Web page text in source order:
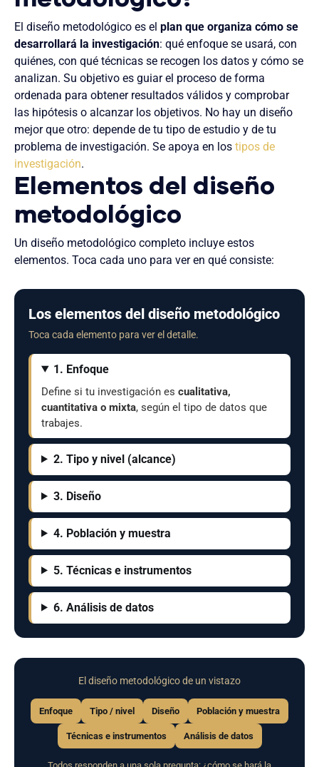
El diseño metodológico es el plan que organiza cómo se
desarrollará la investigación: qué enfoque se usará, con
quiénes, con qué técnicas se recogen los datos y cómo se
analizan. Su objetivo es guiar el proceso de forma
ordenada para obtener resultados válidos y comprobar
las hipótesis o alcanzar los objetivos. No hay un diseño
mejor que otro: depende de tu tipo de estudio y de tu
problema de investigación. Se apoya en los tipos de
investigación.
Elementos del diseño
metodológico
Un diseño metodológico completo incluye estos
elementos. Toca cada uno para ver en qué consiste:
Los elementos del diseño metodológico
Toca cada elemento para ver el detalle.
1. Enfoque
Define si tu investigación es cualitativa,
cuantitativa o mixta, según el tipo de datos que
trabajes.
2. Tipo y nivel (alcance)
3. Diseño
4. Población y muestra
5. Técnicas e instrumentos
6. Análisis de datos
El diseño metodológico de un vistazo
Enfoque Tipo / nivel Diseño Población y muestra
Técnicas e instrumentos Análisis de datos